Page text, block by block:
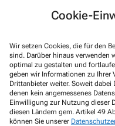
Cookie-
Wir setzen Cookies, die für den
sind. Darüber hinaus verwenden
optimal zu gestalten und
geben wir Informationen zu Ihrer
Drittanbieter weiter. Soweit dabei
denen kein angemessenes
Einwilligung zur Nutzung dieser
diesen Ländern gem. Artikel 49
können Sie unserer
kann jederzeit für die
Abmelde-Link in jedem
Datenverarbeitung
* Coupon-
31.12.2026.
gesamte Sortiment,